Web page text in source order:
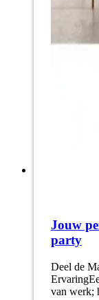
Jouw
party
Deel de
van werk;